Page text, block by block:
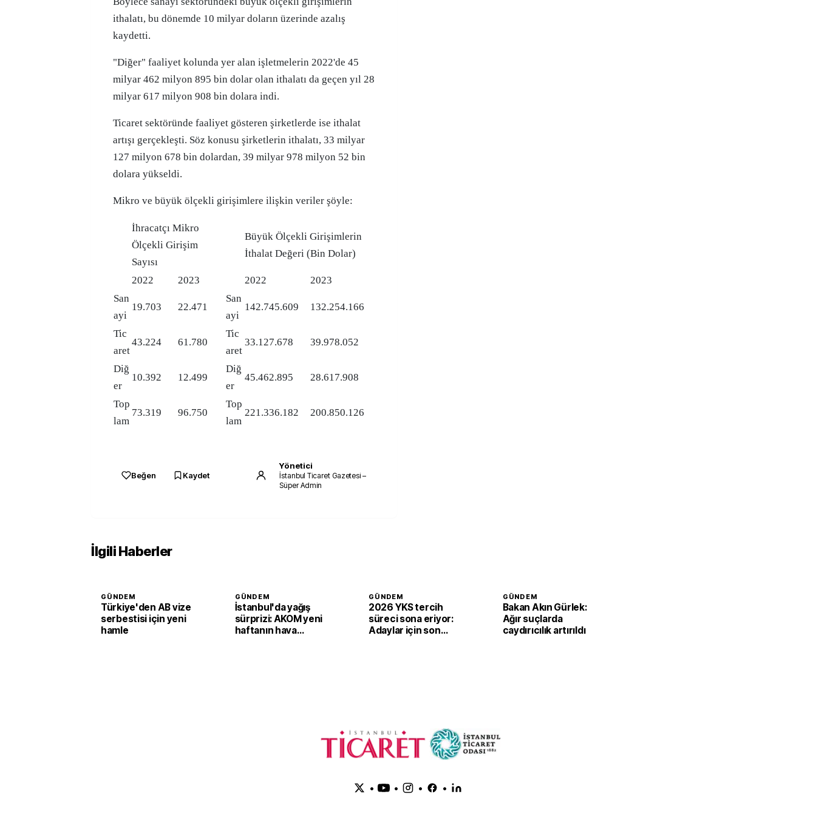
ithalatı, bu dönemde 10 milyar doların üzerinde azalış
kaydetti.
"Diğer" faaliyet kolunda yer alan işletmelerin 2022'de 45
milyar 462 milyon 895 bin dolar olan ithalatı da geçen yıl 28
milyar 617 milyon 908 bin dolara indi.
Ticaret sektöründe faaliyet gösteren şirketlerde ise ithalat
artışı gerçekleşti. Söz konusu şirketlerin ithalatı, 33 milyar
127 milyon 678 bin dolardan, 39 milyar 978 milyon 52 bin
dolara yükseldi.
Mikro ve büyük ölçekli girişimlere ilişkin veriler şöyle:
İhracatçı Mikro
Ölçekli Girişim
Sayısı
Büyük Ölçekli Girişimlerin
İthalat Değeri (Bin Dolar)
2022 2023 2022
2023
San
ayi
19.703 22.471
San
ayi
142.745.609 132.254.166
Tic
aret
43.224 61.780
Tic
aret
33.127.678 39.978.052
Diğ
er
10.392 12.499
Diğ
er
45.462.895 28.617.908
Top
lam
73.319 96.750
Top
lam
221.336.182 200.850.126
Beğen Kaydet
Yönetici
İstanbul Ticaret Gazetesi –
Süper Admin
İlgili Haberler
GÜNDEM
Türkiye'den AB vize
serbestisi için yeni
hamle
GÜNDEM
İstanbul'da yağış
sürprizi: AKOM yeni
haftanın hava
GÜNDEM
2026 YKS tercih
süreci sona eriyor:
Adaylar için son
GÜNDEM
Bakan Akın Gürlek:
Ağır suçlarda
caydırıcılık artırıldı
• • • •